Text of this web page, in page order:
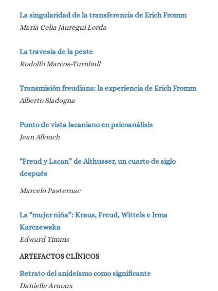
La singularidad de la transferencia de Erich Fromm
María Celia Jáuregui Lorda
La travesía de la peste
Rodolfo Marcos-Turnbull
Transmisión freudiana: la experiencia de Erich Fromm
Alberto Sladogna
Punto de vista lacaniano en psicoanálisis
Jean Allouch
“Freud y Lacan” de Althusser, un cuarto de siglo
después
Marcelo Pasternac
La “mujer niña”: Kraus, Freud, Wittels e Irma
Karczewska
Edward Timms
ARTEFACTOS CLÍNICOS
Retrato del anideísmo como significante
Danielle Arnoux